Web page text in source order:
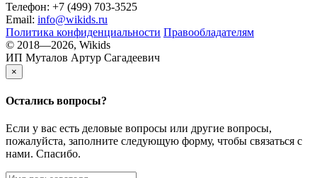
Телефон: +7 (499) 703-3525
Email: info@wikids.ru
Политика конфиденциальности Правообладателям
© 2018—2026, Wikids
ИП Муталов Артур Сагадеевич
×
Остались вопросы?
Если у вас есть деловые вопросы или другие вопросы,
пожалуйста, заполните следующую форму, чтобы связаться с
нами. Спасибо.